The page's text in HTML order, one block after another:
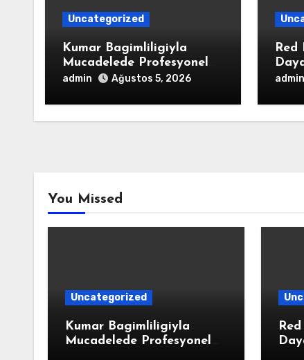
Uncategorized
Kumar Bagimliligiyla
Mucadelede Profesyonel
Yardim
admin Ağustos 5, 2026
Red
admin
You Missed
Uncategorized
Kumar Bagimliligiyla
Mucadelede Profesyonel